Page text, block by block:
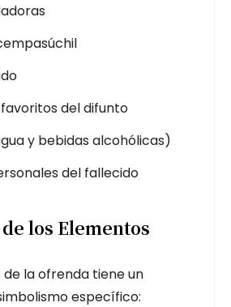
del difunto
y bebidas alcohólicas)
del fallecido
los Elementos
la ofrenda tiene un
específico: